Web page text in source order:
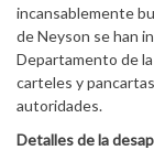
incansablemente
de Neyson se han
Departamento de
carteles y
autoridades.
Detalles de la